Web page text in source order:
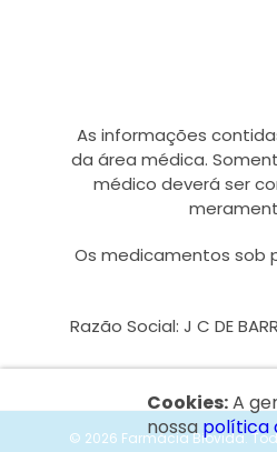
As informações
da área médica.
médico deverá ser
Os medicamentos sob
Razão Social: J C DE
Cookies:A
nossapolítica
© 2026 Farmácia Biovida.